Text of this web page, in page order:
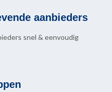
aanbieders
snel & eenvoudig